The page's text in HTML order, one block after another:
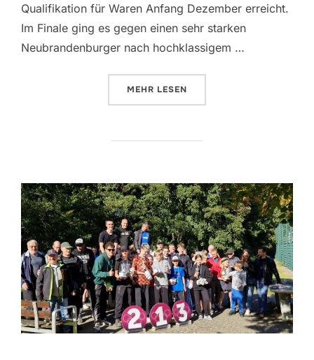
Qualifikation für Waren Anfang Dezember erreicht.
Im Finale ging es gegen einen sehr starken
Neubrandenburger nach hochklassigem …
MEHR ÜBER
LESEN